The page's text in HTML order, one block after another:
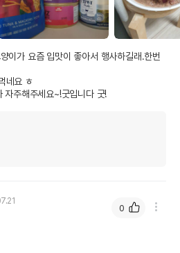
이가 요즘 입맛이 좋아서 행사하길래.한번
네요 ㅎ
자주해주세요~!굿입니다 굿!
0